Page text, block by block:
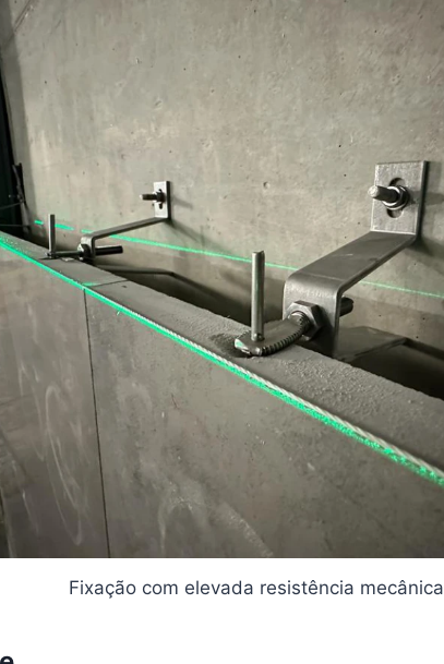
Fixação com elevada resistência mecânica